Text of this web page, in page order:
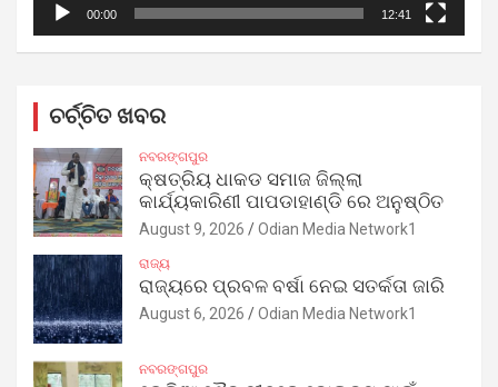
00:00 12:41
ଚର୍ଚ୍ଚିତ ଖବର
ନବରଙ୍ଗପୁର
କ୍ଷତ୍ରିୟ ଧାକଡ ସମାଜ ଜିଲ୍ଲା
କାର୍ଯ୍ୟକାରିଣୀ ପାପଡାହାଣ୍ଡି ରେ ଅନୁଷ୍ଠିତ
August 9, 2026 Odian Media Network1
ରାଜ୍ୟ
ରାଜ୍ୟରେ ପ୍ରବଳ ବର୍ଷା ନେଇ ସତର୍କତା ଜାରି
August 6, 2026 Odian Media Network1
ନବରଙ୍ଗପୁର